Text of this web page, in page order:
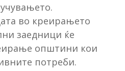
во креирањето
заедници ќе
општини кои
потреби.